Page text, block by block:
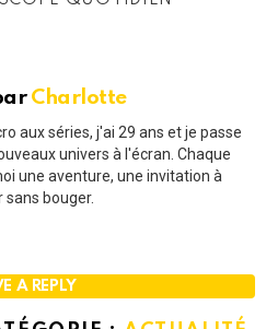
Charlotte
aux séries, j'ai 29 ans et je passe
univers à l'écran. Chaque
une aventure, une invitation à
sans bouger.
A REPLY